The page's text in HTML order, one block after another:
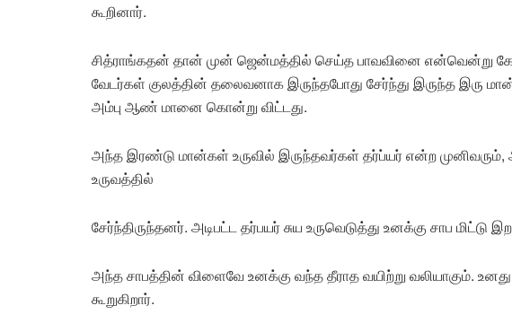
கூறினார்.
சித்ராங்கதன் தான் முன் ஜென்மத்தில் செய்த பாவவினை என்வென்று
வேடர்கள் குலத்தின் தலைவனாக இருந்தபோது சேர்ந்து இருந்த இரு
அம்பு ஆண் மானை கொன்று விட்டது.
அந்த இரண்டு மான்கள் உருவில் இருந்தவர்கள் தர்ப்யர் என்ற
உருவத்தில்
சேர்ந்திருந்தனர். அடிபட்ட தர்பயர் சுய உருவெடுத்து உனக்கு சாப மிட்டு
அந்த சாபத்தின் விளைவே உனக்கு வந்த தீராத வயிற்று வலியாகும்.
கூறுகிறார்.